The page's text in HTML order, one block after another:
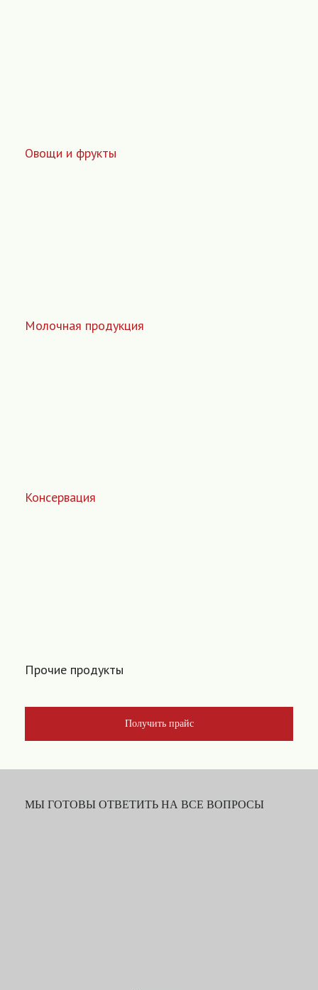
Овощи и фрукты
Молочная продукция
Консервация
Прочие продукты
Получить прайс
МЫ ГОТОВЫ ОТВЕТИТЬ НА ВСЕ ВОПРОСЫ